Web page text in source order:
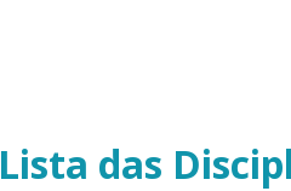
Lista das